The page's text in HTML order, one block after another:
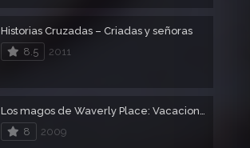
Historias Cruzadas – Criadas y señoras
8.5
2011
Los magos de Waverly Place: Vacaciones en el Caribe
8
2009